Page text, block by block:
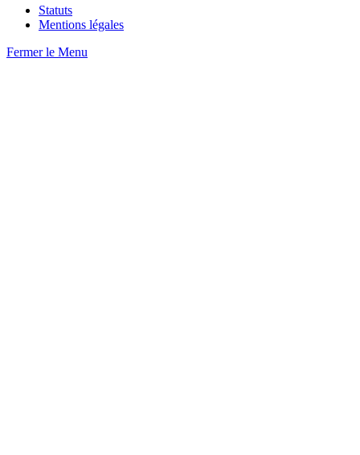
Statuts
Mentions légales
Fermer le Menu